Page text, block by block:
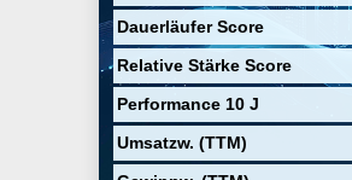
Dauerläufer Score
Relative Stärke Score
Performance 10 J
Umsatzw. (TTM)